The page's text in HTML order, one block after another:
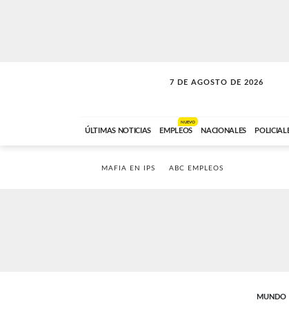
7 DE AGOSTO DE 2026
LA INCONDICIONAL
ÚLTIMAS NOTICIAS EMPLEOS
NUEVO
NACIONALES
MAFIA EN IPS ABC EMPLEOS
MUNDO